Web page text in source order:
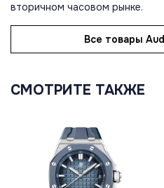
вторичном часовом рынке.
Все товары
СМОТРИТЕ ТАКЖЕ